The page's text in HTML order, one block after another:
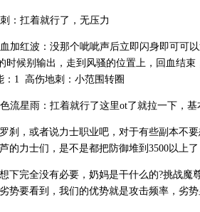
扛着就行了，无压力
红波：没那个呲呲声后立即闪身即可可以
时候别输出，走到风骚的位置上，回血结
：1 高伤地刺：小范围转圈
星雨：扛着就行了这里ot了就拉一下，基
，或者说力士职业吧，对于有些副本不要
的力士们，是不是都把防御堆到3500以上了
完全没有必要，奶妈是干什么的?挑战魔
势要看到，我们的优势就是攻击频率，劣